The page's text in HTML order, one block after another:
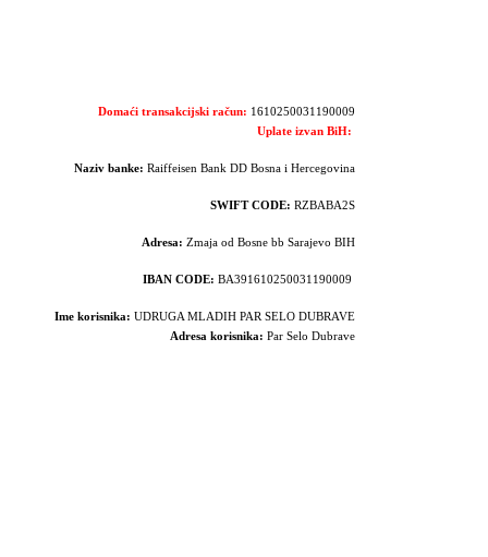
Domaći transakcijski račun: 1610250031190009
Uplate izvan BiH:
Naziv banke: Raiffeisen Bank DD Bosna i Hercegovina
SWIFT CODE: RZBABA2S
Adresa:Zmaja od Bosne bb Sarajevo BIH
IBAN CODE: BA391610250031190009
Ime korisnika: UDRUGA MLADIH PAR SELO DUBRAVE
Adresa korisnika: Par Selo Dubrave